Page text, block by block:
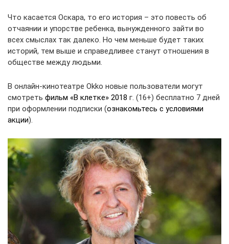
Что касается Оскара, то его история – это повесть об
отчаянии и упорстве ребенка, вынужденного зайти во
всех смыслах так далеко. Но чем меньше будет таких
историй, тем выше и справедливее станут отношения в
обществе между людьми.
В онлайн-кинотеатре Okko новые пользователи могут
смотреть фильм «В клетке» 2018 г. (16+) бесплатно 7 дней
при оформлении подписки (ознакомьтесь с условиями
акции).